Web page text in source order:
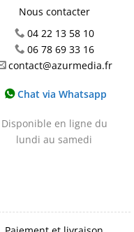
Nous contacter
04 22 13 58 10
06 78 69 33 16
contact@azurmedia.fr
Chat via Whatsapp
Disponible en ligne du
lundi au samedi